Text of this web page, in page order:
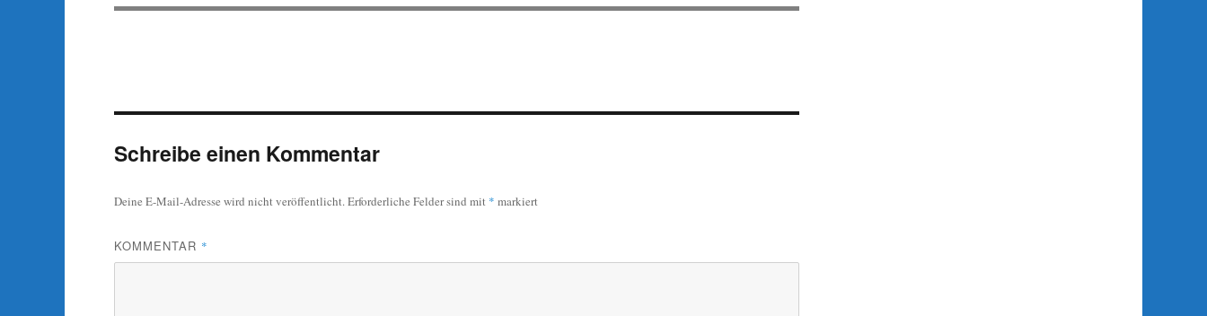
Schreibe einen Kommentar
Deine E-Mail-Adresse wird nicht veröffentlicht.Erforderliche Felder sind mit * markiert
KOMMENTAR *